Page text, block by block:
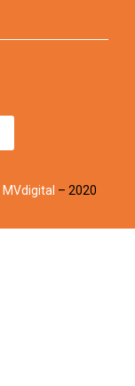
MVdigital – 2020